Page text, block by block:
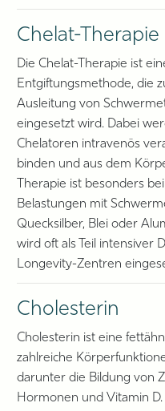
Chelat-Therapie
Die Chelat-Therapie ist
Entgiftungsmethode, die
Ausleitung von
eingesetzt wird. Dabei
Chelatoren intravenös
binden und aus dem
Therapie ist besonders
Belastungen mit
Quecksilber, Blei oder
wird oft als Teil intensiver
Longevity-Zentren
Cholesterin
Cholesterin ist eine
zahlreiche
darunter die Bildung von
Hormonen und Vitamin